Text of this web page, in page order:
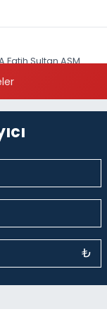
Fatih Sultan ASM
₺